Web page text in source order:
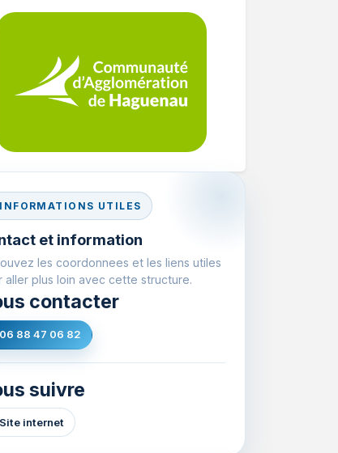
INFORMATIONS UTILES
et information
les coordonnees et les liens utiles
aller plus loin avec cette structure.
contacter
88 47 06 82
suivre
Site internet